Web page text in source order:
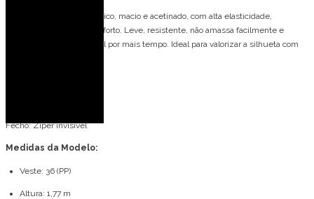
Tecido Sensitive: tecnológico, macio e acetinado, com alta elasticidade,
excelente caimento e conforto. Leve, resistente, não amassa facilmente e
mantém a peça impecável por mais tempo. Ideal para valorizar a silhueta com
Fecho: Zíper invisível
Medidas da Modelo:
Veste: 36 (PP)
Altura: 1,77 m